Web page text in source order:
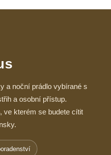
a noční prádlo vybírané s
a osobní přístup.
ve kterém se budete cítit